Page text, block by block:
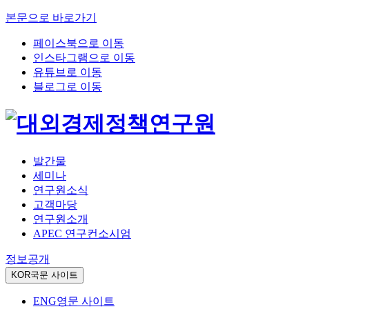
본문으로 바로가기
페이스북으로 이동
인스타그램으로 이동
유튜브로 이동
블로그로 이동
발간물
세미나
연구원소식
고객마당
연구원소개
APEC 연구컨소시엄
정보공개
KOR국문 사이트
ENG영문 사이트